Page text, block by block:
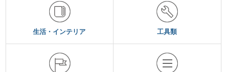
生活・インテリア 工具類